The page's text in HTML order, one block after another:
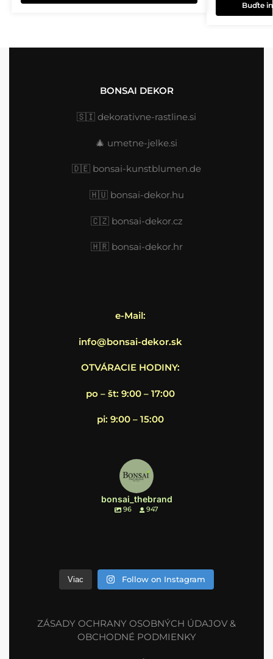
Buďte
BONSAI DEKOR
🇸🇮 dekorativne-rastline.si
🎄 umetne-jelke.si
🇩🇪 bonsai-kunstblumen.de
🇭🇺 bonsai-dekor.hu
🇨🇿 bonsai-dekor.cz
🇭🇷 bonsai-dekor.hr
e-Mail:
info@bonsai-dekor.sk
OTVÁRACIE HODINY:
po – št: 9:00 – 17:00
pi: 9:00 – 15:00
bonsai_thebrand
96 947
Viac Follow on Instagram
ZÁSADY OCHRANY OSOBNÝCH ÚDAJOV &
OBCHODNÉ PODMIENKY